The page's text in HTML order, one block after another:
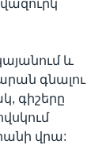
և
գնալու
գիշերը
վրա: